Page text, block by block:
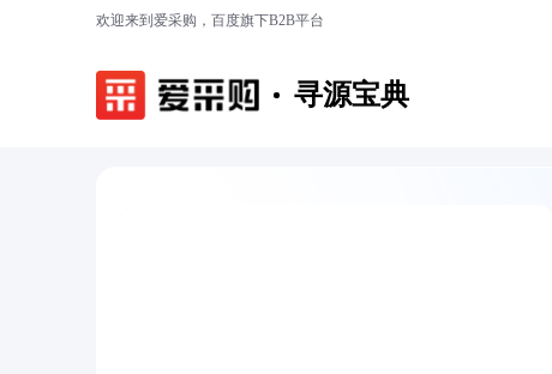
欢迎来到爱采购，百度旗下B2B平台
寻源宝典